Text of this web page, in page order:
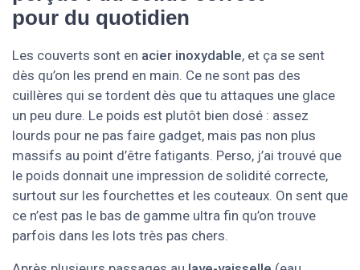
pour du quotidien
Les couverts sont en acier inoxydable, et ça se sent
dès qu’on les prend en main. Ce ne sont pas des
cuillères qui se tordent dès que tu attaques une glace
un peu dure. Le poids est plutôt bien dosé : assez
lourds pour ne pas faire gadget, mais pas non plus
massifs au point d’être fatigants. Perso, j’ai trouvé que
le poids donnait une impression de solidité correcte,
surtout sur les fourchettes et les couteaux. On sent que
ce n’est pas le bas de gamme ultra fin qu’on trouve
parfois dans les lots très pas chers.